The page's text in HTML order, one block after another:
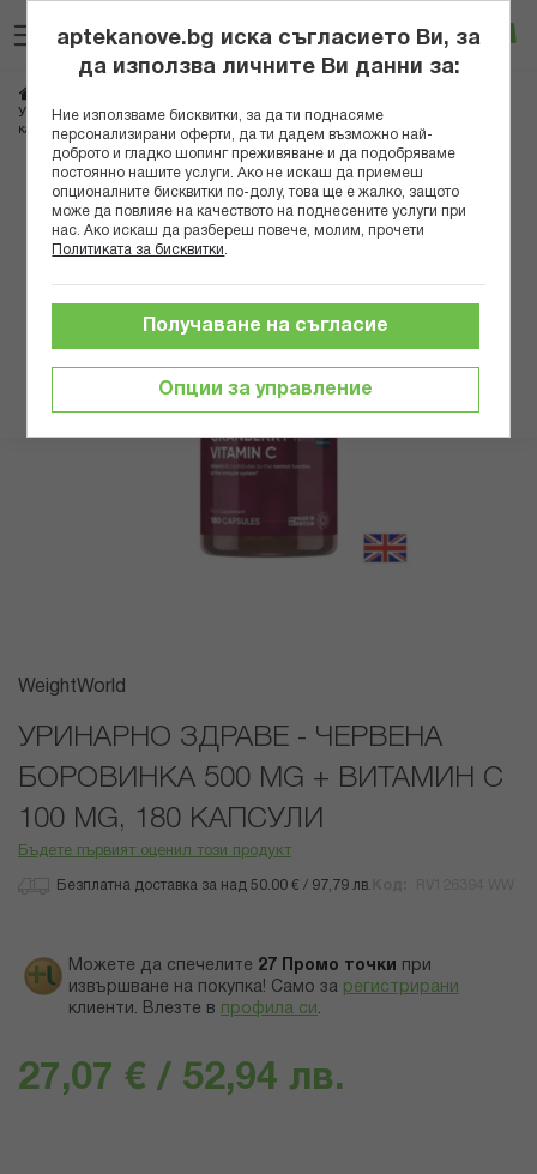
към
съдържанието
Вход
Уринарно здраве - Червена боровинка 500 mg + Витамин С 100 mg, 180
капсули
Преминете
края
галерията
изображенията
Преминете
началото
галерия
със
снимки
WeightWorld
УРИНАРНО ЗДРАВЕ - ЧЕРВЕНА
БОРОВИНКА 500 MG + ВИТАМИН С
100 MG, 180 КАПСУЛИ
Бъдете първият оценил този продукт
Безплатна доставка за над 50.00 € / 97,79 лв.
Можете да спечелите 27 Промо точки
при
извършване на покупка! Само за регистрирани
клиенти. Влезте в профила си .
27,07 € / 52,94 лв.
aptekanove.bg иска съгласието Ви, за
да използва личните Ви данни за:
Ние използваме бисквитки, за да ти поднасяме
персонализирани оферти, да ти дадем възможно най-
доброто и гладко шопинг преживяване и да подобряваме
постоянно нашите услуги. Ако не искаш да приемеш
опционалните бисквитки по-долу, това ще е жалко, защото
може да повлияе на качеството на поднесените услуги при
нас. Ако искаш да разбереш повече, молим, прочети
Политиката за бисквитки
Опции за управление
Получаване на съгласие